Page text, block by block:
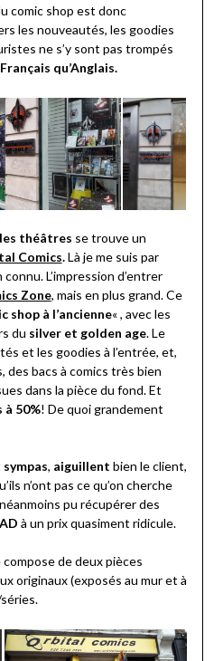
comic shop est donc
les nouveautés, les goodies
ne s’y sont pas trompés
Français qu’Anglais.
théâtres se trouve un
Comics.Là je me suis par
L’impression d’entrer
Zone, mais en plus grand. Ce
shop à l’ancienne« , avec les
du silver et golden age. Le
et les goodies à l’entrée, et,
des bacs à comics très bien
dans la pièce du fond. Et
à 50%! De quoi grandement
sympas, aiguillent bien le client,
n’ont pas ce qu’on cherche
pu récupérer des
à un prix quasiment ridicule.
de deux pièces
originaux (exposés au mur et à